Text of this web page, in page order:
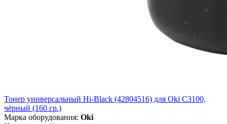
Тонер универсальный Hi-Black (42804516) для Oki С3100,
чёрный (160 гр.)
Марка оборудования: Oki